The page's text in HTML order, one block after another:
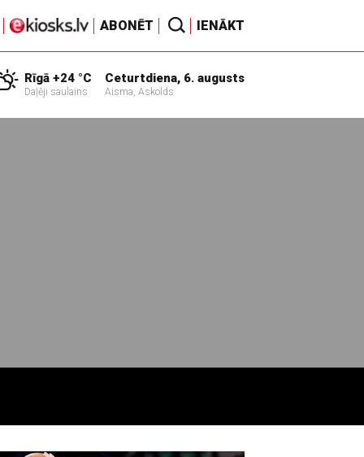
ABONĒT IENĀKT
Rīgā +24 °C
Daļēji saulains
Ceturtdiena, 6. augusts
Aisma, Askolds